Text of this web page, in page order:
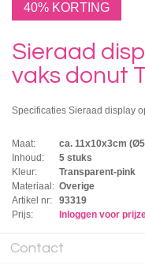
40% KORTING
Sieraad
vaks donut
Specificaties Sieraad display
Maat:
ca. 11x10x3cm
Inhoud:
5 stuks
Kleur:
Transparent-pink
Materiaal: Overige
Artikel nr:
93319
Prijs:
Inloggen voor
Contact